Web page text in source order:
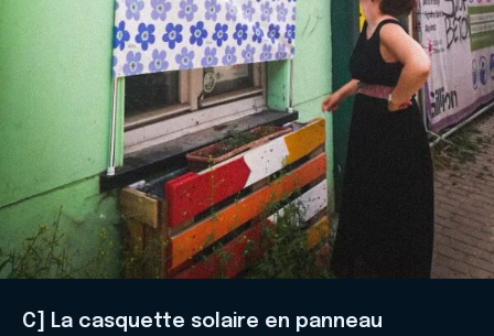
C] La casquette solaire en panneau